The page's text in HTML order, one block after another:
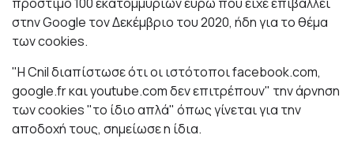
πρόστιμο 100 εκατομμυρίων ευρώ που είχε επιβάλλει
στην Google τον Δεκέμβριο του 2020, ήδη για το θέμα
των cookies.
"Η Cnil διαπίστωσε ότι οι ιστότοποι facebook.com,
google.fr και youtube.com δεν επιτρέπουν" την άρνηση
των cookies "το ίδιο απλά" όπως γίνεται για την
αποδοχή τους, σημείωσε η ίδια.